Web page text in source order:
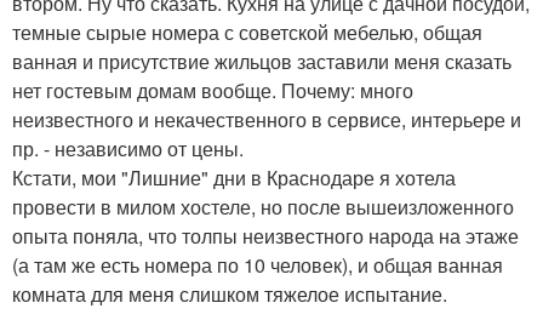
темные сырые номера с советской мебелью, общая
ванная и присутствие жильцов заставили меня сказать
нет гостевым домам вообще. Почему: много
неизвестного и некачественного в сервисе, интерьере и
пр. - независимо от цены.
Кстати, мои "Лишние" дни в Краснодаре я хотела
провести в милом хостеле, но после вышеизложенного
опыта поняла, что толпы неизвестного народа на этаже
(а там же есть номера по 10 человек), и общая ванная
комната для меня слишком тяжелое испытание.